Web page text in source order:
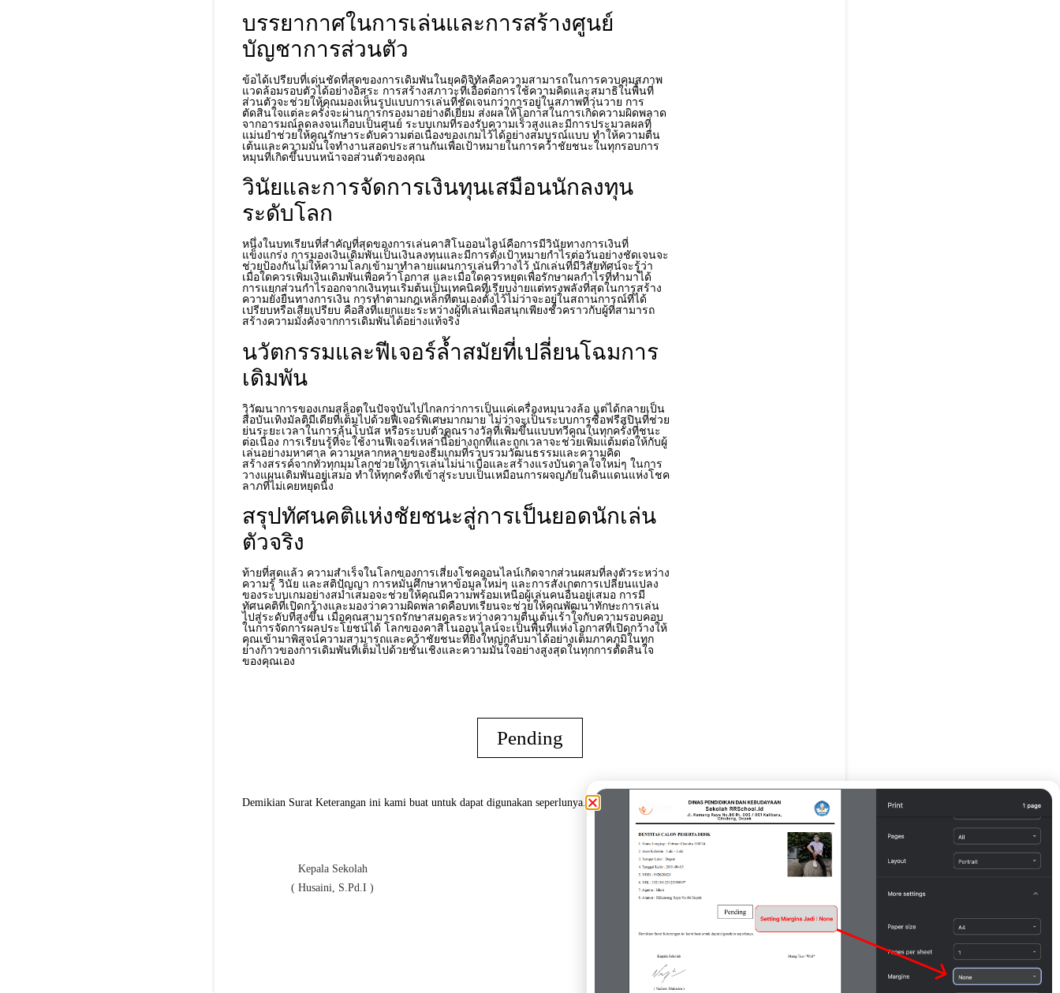
บรรยากาศในการเล่นและการสร้างศูนย์
บัญชาการส่วนตัว
ข้อได้เปรียบที่เด่นชัดที่สุดของการเดิมพันในยุคดิจิทัลคือความสามารถในการควบคุมสภาพ
แวดล้อมรอบตัวได้อย่างอิสระ การสร้างสภาวะที่เอื้อต่อการใช้ความคิดและสมาธิในพื้นที่
ส่วนตัวจะช่วยให้คุณมองเห็นรูปแบบการเล่นที่ชัดเจนกว่าการอยู่ในสภาพที่วุ่นวาย การ
ตัดสินใจแต่ละครั้งจะผ่านการกรองมาอย่างดีเยี่ยม ส่งผลให้โอกาสในการเกิดความผิดพลาด
จากอารมณ์ลดลงจนเกือบเป็นศูนย์ ระบบเกมที่รองรับความเร็วสูงและมีการประมวลผลที่
แม่นยำช่วยให้คุณรักษาระดับความต่อเนื่องของเกมไว้ได้อย่างสมบูรณ์แบบ ทำให้ความตื่น
เต้นและความมั่นใจทำงานสอดประสานกันเพื่อเป้าหมายในการคว้าชัยชนะในทุกรอบการ
หมุนที่เกิดขึ้นบนหน้าจอส่วนตัวของคุณ
วินัยและการจัดการเงินทุนเสมือนนักลงทุน
ระดับโลก
หนึ่งในบทเรียนที่สำคัญที่สุดของการเล่นคาสิโนออนไลน์คือการมีวินัยทางการเงินที่
แข็งแกร่ง การมองเงินเดิมพันเป็นเงินลงทุนและมีการตั้งเป้าหมายกำไรต่อวันอย่างชัดเจนจะ
ช่วยป้องกันไม่ให้ความโลภเข้ามาทำลายแผนการเล่นที่วางไว้ นักเล่นที่มีวิสัยทัศน์จะรู้ว่า
เมื่อใดควรเพิ่มเงินเดิมพันเพื่อคว้าโอกาส และเมื่อใดควรหยุดเพื่อรักษาผลกำไรที่ทำมาได้
การแยกส่วนกำไรออกจากเงินทุนเริ่มต้นเป็นเทคนิคที่เรียบง่ายแต่ทรงพลังที่สุดในการสร้าง
ความยั่งยืนทางการเงิน การทำตามกฎเหล็กที่ตนเองตั้งไว้ไม่ว่าจะอยู่ในสถานการณ์ที่ได้
เปรียบหรือเสียเปรียบ คือสิ่งที่แยกแยะระหว่างผู้ที่เล่นเพื่อสนุกเพียงชั่วคราวกับผู้ที่สามารถ
สร้างความมั่งคั่งจากการเดิมพันได้อย่างแท้จริง
นวัตกรรมและฟีเจอร์ล้ำสมัยที่เปลี่ยนโฉมการ
เดิมพัน
วิวัฒนาการของเกมสล็อตในปัจจุบันไปไกลกว่าการเป็นแค่เครื่องหมุนวงล้อ แต่ได้กลายเป็น
สื่อบันเทิงมัลติมีเดียที่เต็มไปด้วยฟีเจอร์พิเศษมากมาย ไม่ว่าจะเป็นระบบการซื้อฟรีสปินที่ช่วย
ย่นระยะเวลาในการลุ้นโบนัส หรือระบบตัวคูณรางวัลที่เพิ่มขึ้นแบบทวีคูณในทุกครั้งที่ชนะ
ต่อเนื่อง การเรียนรู้ที่จะใช้งานฟีเจอร์เหล่านี้อย่างถูกที่และถูกเวลาจะช่วยเพิ่มแต้มต่อให้กับผู้
เล่นอย่างมหาศาล ความหลากหลายของธีมเกมที่รวบรวมวัฒนธรรมและความคิด
สร้างสรรค์จากทั่วทุกมุมโลกช่วยให้การเล่นไม่น่าเบื่อและสร้างแรงบันดาลใจใหม่ๆ ในการ
วางแผนเดิมพันอยู่เสมอ ทำให้ทุกครั้งที่เข้าสู่ระบบเป็นเหมือนการผจญภัยในดินแดนแห่งโชค
ลาภที่ไม่เคยหยุดนิ่ง
สรุปทัศนคติแห่งชัยชนะสู่การเป็นยอดนักเล่น
ตัวจริง
ท้ายที่สุดแล้ว ความสำเร็จในโลกของการเสี่ยงโชคออนไลน์เกิดจากส่วนผสมที่ลงตัวระหว่าง
ความรู้ วินัย และสติปัญญา การหมั่นศึกษาหาข้อมูลใหม่ๆ และการสังเกตการเปลี่ยนแปลง
ของระบบเกมอย่างสม่ำเสมอจะช่วยให้คุณมีความพร้อมเหนือผู้เล่นคนอื่นอยู่เสมอ การมี
ทัศนคติที่เปิดกว้างและมองว่าความผิดพลาดคือบทเรียนจะช่วยให้คุณพัฒนาทักษะการเล่น
ไปสู่ระดับที่สูงขึ้น เมื่อคุณสามารถรักษาสมดุลระหว่างความตื่นเต้นเร้าใจกับความรอบคอบ
ในการจัดการผลประโยชน์ได้ โลกของคาสิโนออนไลน์จะเป็นพื้นที่แห่งโอกาสที่เปิดกว้างให้
คุณเข้ามาพิสูจน์ความสามารถและคว้าชัยชนะที่ยิ่งใหญ่กลับมาได้อย่างเต็มภาคภูมิในทุก
ย่างก้าวของการเดิมพันที่เต็มไปด้วยชั้นเชิงและความมั่นใจอย่างสูงสุดในทุกการตัดสินใจ
ของคุณเอง
Pending
Demikian Surat Keterangan ini kami buat untuk dapat digunakan seperlunya.
Kepala Sekolah
( Husaini, S.Pd.I )
( CFSFSZFDGDG )